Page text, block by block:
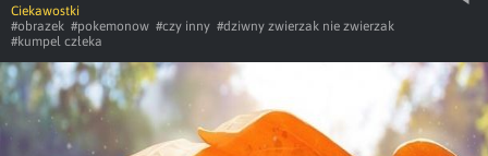
Ciekawostki
#obrazek #pokemonow #czy inny #dziwny zwierzak nie zwierzak
#kumpel człeka